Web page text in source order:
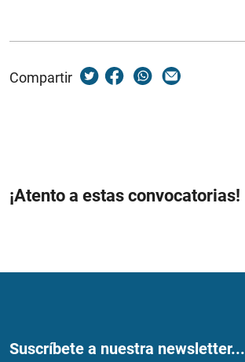
Compartir
¡Atento a estas convocatorias!
Suscríbete a nuestra newsletter...